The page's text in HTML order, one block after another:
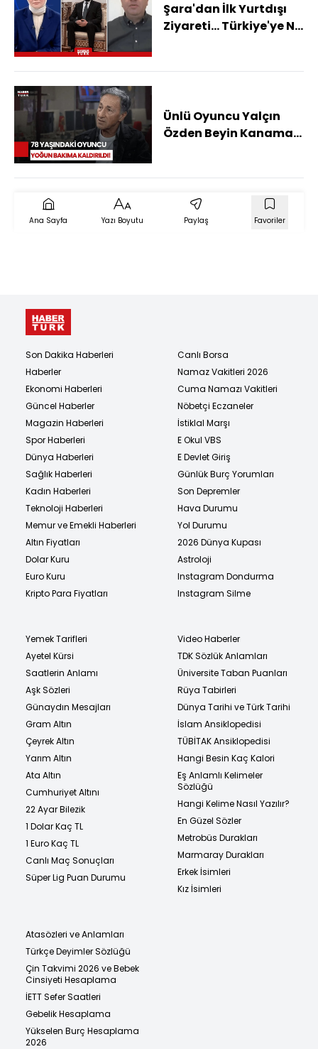
Şara'dan İlk Yurtdışı
Ziyareti... Türkiye'ye Ne
Ünlü Oyuncu Yalçın
Özden Beyin Kanaması
Ana Sayfa Yazı Boyutu Paylaş Favoriler
Son Dakika Haberleri
Haberler
Ekonomi Haberleri
Güncel Haberler
Magazin Haberleri
Spor Haberleri
Dünya Haberleri
Sağlık Haberleri
Kadın Haberleri
Teknoloji Haberleri
Memur ve Emekli Haberleri
Altın Fiyatları
Dolar Kuru
Euro Kuru
Kripto Para Fiyatları
Canlı Borsa
Namaz Vakitleri 2026
Cuma Namazı Vakitleri
Nöbetçi Eczaneler
İstiklal Marşı
E Okul VBS
E Devlet Giriş
Günlük Burç Yorumları
Son Depremler
Hava Durumu
Yol Durumu
2026 Dünya Kupası
Astroloji
Instagram Dondurma
Instagram Silme
Yemek Tarifleri
Ayetel Kürsi
Saatlerin Anlamı
Aşk Sözleri
Günaydın Mesajları
Gram Altın
Çeyrek Altın
Yarım Altın
Ata Altın
Cumhuriyet Altını
22 Ayar Bilezik
1 Dolar Kaç TL
1 Euro Kaç TL
Canlı Maç Sonuçları
Süper Lig Puan Durumu
Video Haberler
TDK Sözlük Anlamları
Üniversite Taban Puanları
Rüya Tabirleri
Dünya Tarihi ve Türk Tarihi
İslam Ansiklopedisi
TÜBİTAK Ansiklopedisi
Hangi Besin Kaç Kalori
Eş Anlamlı Kelimeler
Sözlüğü
Hangi Kelime Nasıl Yazılır?
En Güzel Sözler
Metrobüs Durakları
Marmaray Durakları
Erkek İsimleri
Kız İsimleri
Atasözleri ve Anlamları
Türkçe Deyimler Sözlüğü
Çin Takvimi 2026 ve Bebek
Cinsiyeti Hesaplama
İETT Sefer Saatleri
Gebelik Hesaplama
Yükselen Burç Hesaplama
2026